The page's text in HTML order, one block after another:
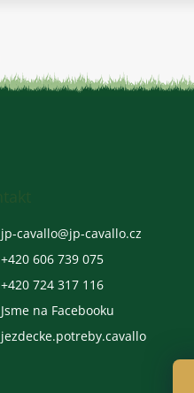
jp-cavallo@jp-cavallo.cz
+420 606 739 075
+420 724 317 116
Jsme na Facebooku
jezdecke.potreby.cavallo